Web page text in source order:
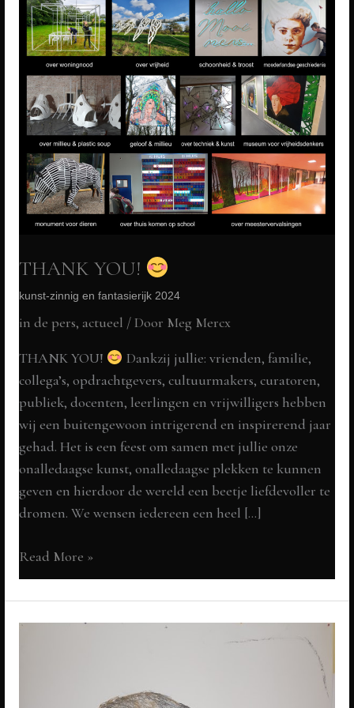
THANK YOU!
kunst-zinnig en fantasierijk 2024
in de pers, actueel / Door Meg Mercx
THANK YOU!
Dankzij jullie: vrienden, familie,
collega’s, opdrachtgevers, cultuurmakers, curatoren,
publiek, docenten, leerlingen en vrijwilligers hebben
wij een buitengewoon intrigerend en inspirerend jaar
gehad. Het is een feest om samen met jullie onze
onalledaagse kunst, onalledaagse plekken te kunnen
geven en hierdoor de wereld een beetje liefdevoller te
dromen. We wensen iedereen een heel […]
THANK
YOU!
kunst-
Read More »